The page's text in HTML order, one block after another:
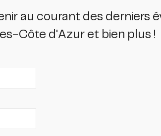
au courant des derniers
Côte d'Azur et bien plus !